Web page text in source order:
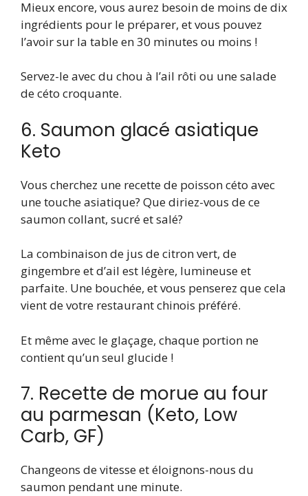
Mieux encore, vous aurez besoin de moins de dix
ingrédients pour le préparer, et vous pouvez
l’avoir sur la table en 30 minutes ou moins !
Servez-le avec du chou à l’ail rôti ou une salade
de céto croquante.
6. Saumon glacé asiatique
Keto
Vous cherchez une recette de poisson céto avec
une touche asiatique? Que diriez-vous de ce
saumon collant, sucré et salé?
La combinaison de jus de citron vert, de
gingembre et d’ail est légère, lumineuse et
parfaite. Une bouchée, et vous penserez que cela
vient de votre restaurant chinois préféré.
Et même avec le glaçage, chaque portion ne
contient qu’un seul glucide !
7. Recette de morue au four
au parmesan (Keto, Low
Carb, GF)
Changeons de vitesse et éloignons-nous du
saumon pendant une minute.